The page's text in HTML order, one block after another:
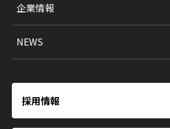
企業情報
NEWS
採用情報